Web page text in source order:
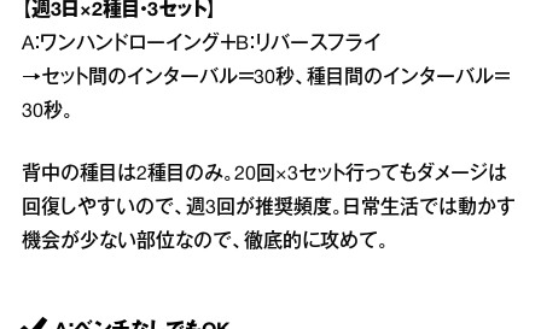
【週3日×2種目・3セット】
A：ワンハンドローイング＋B：リバースフライ
→セット間のインターバル＝30秒、種目間のインターバル＝
30秒。
背中の種目は2種目のみ。20回×3セット行ってもダメージは
回復しやすいので、週3回が推奨頻度。日常生活では動かす
機会が少ない部位なので、徹底的に攻めて。